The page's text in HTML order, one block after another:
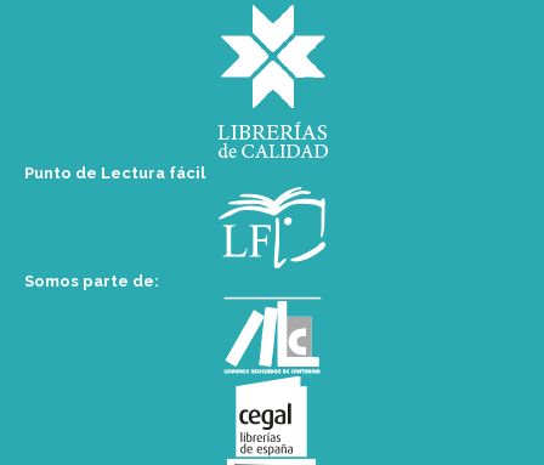
Punto de Lectura fácil
Somos parte de: